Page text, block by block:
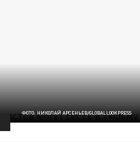
ФОТО: НИКОЛАЙ АРСЕНЬЕВ/GLOBALLOOKPRESS